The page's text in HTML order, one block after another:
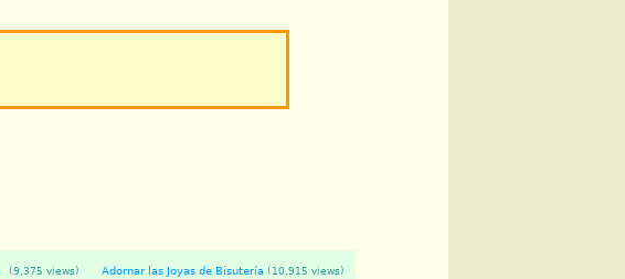
(9,375 views) (10,915 views)
Adornar las Joyas de Bisutería